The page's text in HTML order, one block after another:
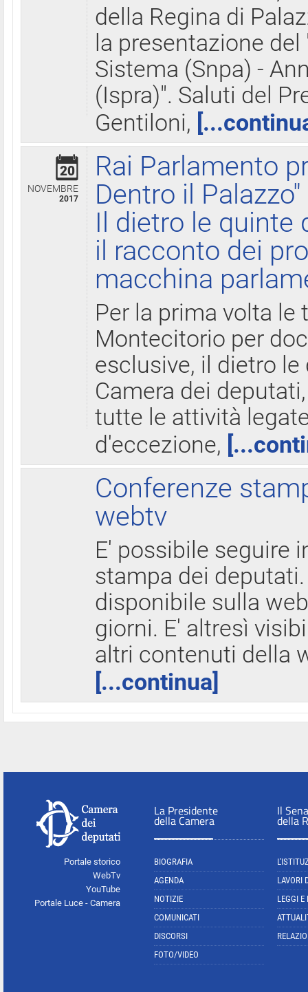
della Regina di
la presentazione
Sistema (Snpa) -
(Ispra)". Saluti del
Gentiloni,
20
NOVEMBRE
2017
Rai Parlamento
Dentro il Palazzo"
Il dietro le quinte
il racconto dei
macchina
Per la prima volta le
Montecitorio per
esclusive, il dietro
Camera dei
tutte le attività
d'eccezione,
Conferenze
webtv
E' possibile seguire
stampa dei
disponibile sulla
giorni. E' altresì
altri contenuti della
[...continua]
Portale storico
WebTv
YouTube
Portale Luce - Camera
La Presidente
della Camera
BIOGRAFIA
AGENDA
NOTIZIE
COMUNICATI
DISCORSI
FOTO/VIDEO
Il
della
LAVORI
LEGGI E